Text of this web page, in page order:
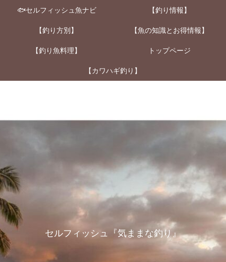
セルフィッシュ『気ままな釣り』
🐟セルフィッシュ魚ナビ 【釣り情報】
【釣り方別】 【魚の知識とお得情報】
【釣り魚料理】 トップページ
【カワハギ釣り】